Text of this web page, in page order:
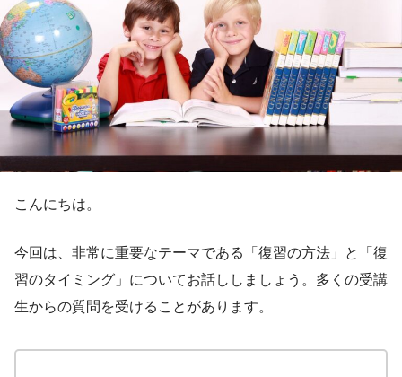
こんにちは。
今回は、非常に重要なテーマである「復習の方法」と「復
習のタイミング」についてお話ししましょう。多くの受講
生からの質問を受けることがあります。